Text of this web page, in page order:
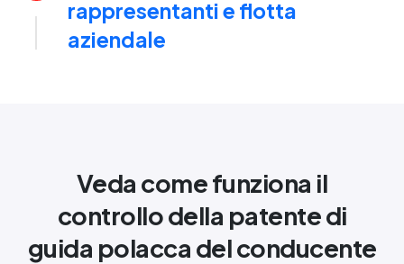
rappresentanti e flotta
aziendale
Veda come funziona il
controllo della patente di
guida polacca del conducente